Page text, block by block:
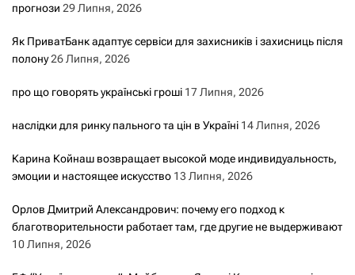
прогнози 29 Липня, 2026
Як ПриватБанк адаптує сервіси для захисників і захисниць після
полону26 Липня, 2026
про що говорять українські гроші 17 Липня, 2026
наслідки для ринку пального та цін в Україні 14 Липня, 2026
Карина Койнаш возвращает высокой моде индивидуальность,
эмоции и настоящее искусство 13 Липня, 2026
Орлов Дмитрий Александрович: почему его подход к
благотворительности работает там, где другие не выдерживают
10 Липня, 2026